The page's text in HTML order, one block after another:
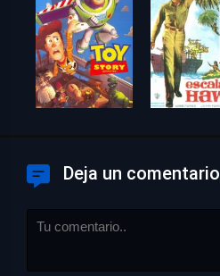
Deja un comentario